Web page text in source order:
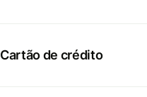
Cartão de crédito